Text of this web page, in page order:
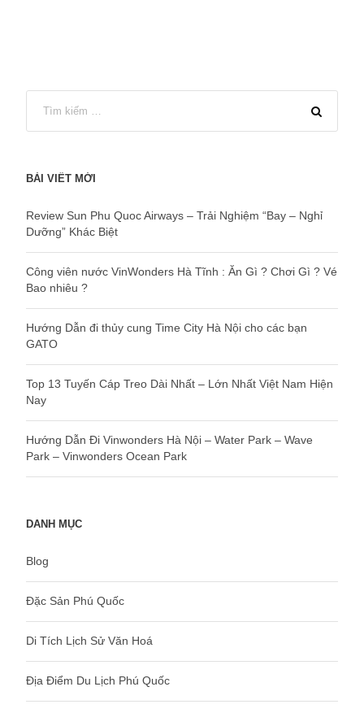
BÀI VIẾT MỚI
Review Sun Phu Quoc Airways – Trải Nghiệm “Bay – Nghỉ
Dưỡng” Khác Biệt
Công viên nước VinWonders Hà Tĩnh : Ăn Gì ? Chơi Gì ? Vé
Bao nhiêu ?
Hướng Dẫn đi thủy cung Time City Hà Nội cho các bạn
GATO
Top 13 Tuyến Cáp Treo Dài Nhất – Lớn Nhất Việt Nam Hiện
Nay
Hướng Dẫn Đi Vinwonders Hà Nội – Water Park – Wave
Park – Vinwonders Ocean Park
DANH MỤC
Blog
Đặc Sản Phú Quốc
Di Tích Lịch Sử Văn Hoá
Địa Điểm Du Lịch Phú Quốc